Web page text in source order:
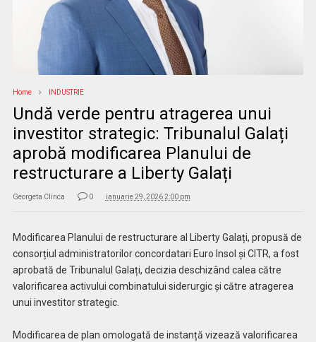
Home INDUSTRIE
Undă verde pentru atragerea unui
investitor strategic: Tribunalul Galați
aprobă modificarea Planului de
restructurare a Liberty Galați
Georgeta Clinca 0 ianuarie 29, 2026 2:00 pm
Modificarea Planului de restructurare al Liberty Galați, propusă de
consorțiul administratorilor concordatari Euro Insol și CITR, a fost
aprobată de Tribunalul Galați, decizia deschizând calea către
valorificarea activului combinatului siderurgic și către atragerea
unui investitor strategic.
Modificarea de plan omologată de instanță vizează valorificarea